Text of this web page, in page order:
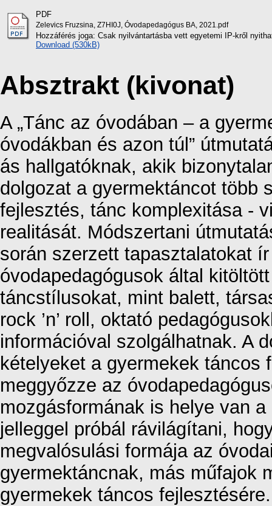
PDF
Zelevics Fruzsina, Z7HI0J, Óvodapedagógus BA, 2021.pdf
Hozzáférés joga: Csak nyilvántartásba vett egyetemi IP-kről
Download (530kB)
Absztrakt (kivonat)
A „Tánc az óvodában – a
óvodákban és azon túl”
ás hallgatóknak, akik
dolgozat a gyermektáncot több
fejlesztés, tánc komplexitása -
realitását. Módszertani
során szerzett tapasztalatokat
óvodapedagógusok által
táncstílusokat, mint balett,
rock ’n’ roll, oktató
információval szolgálhatnak. A
kételyeket a gyermekek táncos
meggyőzze az
mozgásformának is helye van
jelleggel próbál rávilágítani,
megvalósulási formája az
gyermektáncnak, más műfajok
gyermekek táncos fejlesztésére.